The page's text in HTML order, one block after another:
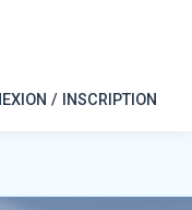
/ INSCRIPTION